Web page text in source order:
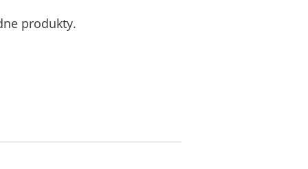
produkty.